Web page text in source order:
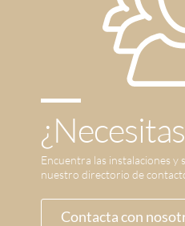
¿Necesitas
Encuentra las instalaciones y
nuestro directorio de
Contacta con